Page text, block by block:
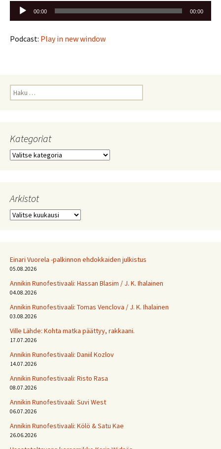
Äänitoistin
00:00 00:00
Podcast: Play in new window
Haku:
Kategoriat
Kategoriat
Arkistot
Arkistot
Einari Vuorela -palkinnon ehdokkaiden julkistus
05.08.2026
Annikin Runofestivaali: Has­san Bla­sim / J. K. Ihalainen
04.08.2026
Annikin Runofestivaali: Tomas Venclova / J. K. Ihalainen
03.08.2026
Ville Lähde: Kohta matka päättyy, rakkaani.
17.07.2026
Annikin Runofestivaali: Daniil Kozlov
14.07.2026
Annikin Runofestivaali: Risto Rasa
08.07.2026
Annikin Runofestivaali: Suvi West
06.07.2026
Annikin Runofestivaali: Kölö & Satu Kae
26.06.2026